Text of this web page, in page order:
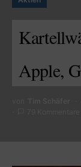
Apple,